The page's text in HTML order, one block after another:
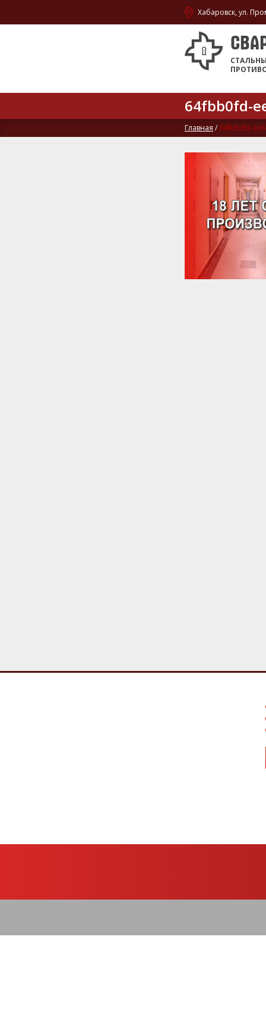
Хабаровск, ул.
64fbb0fd-
Главная / 64fbb0fd-